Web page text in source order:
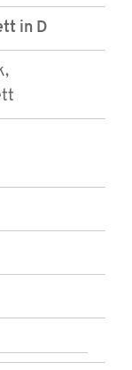
in D